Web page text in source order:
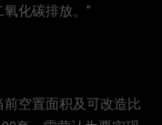
化碳排放。”
空置面积及可改造比